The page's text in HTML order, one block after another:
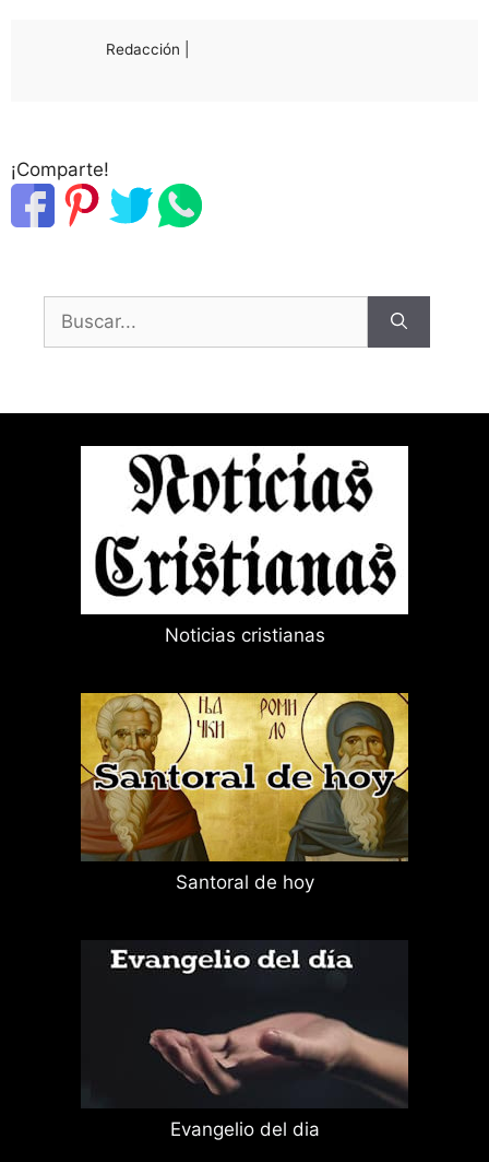
Redacción |
¡Comparte!
Noticias cristianas
Santoral de hoy
Evangelio del dia